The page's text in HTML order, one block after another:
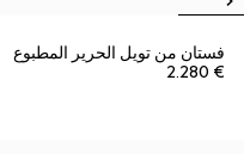
فستان من تويل الحرير المطبوع
€ 2.280